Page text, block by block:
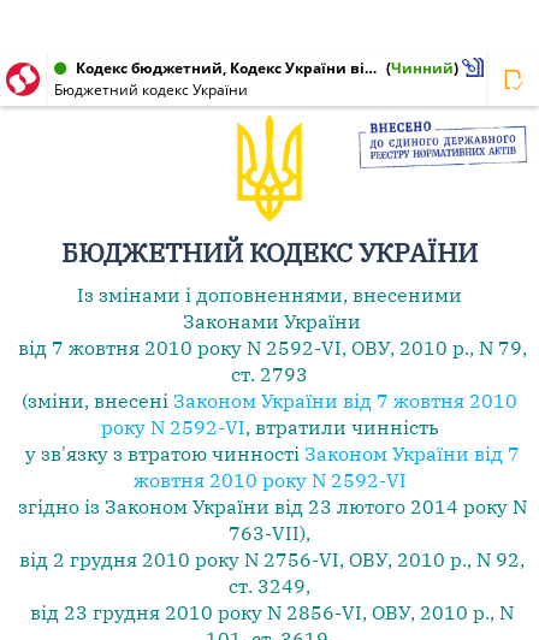
Кодекс бюджетний, Кодекс України від 08.07.2010 № 2456-VI (Чинний)
Бюджетний кодекс України